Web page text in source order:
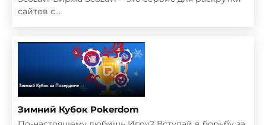
сайтов с…
Зимний Кубок Pokerdom